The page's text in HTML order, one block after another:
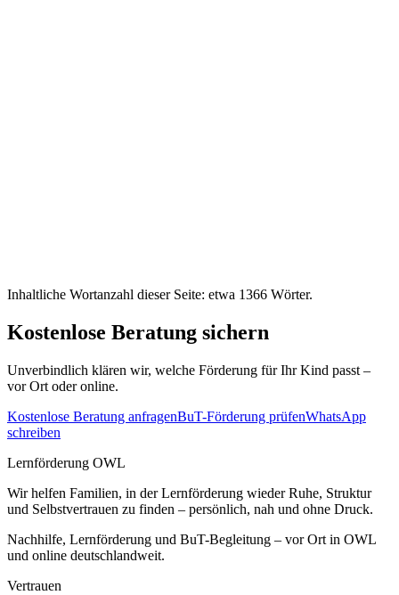
Inhaltliche Wortanzahl dieser Seite: etwa 1366 Wörter.
Kostenlose Beratung sichern
Unverbindlich klären wir, welche Förderung für Ihr Kind passt –
vor Ort oder online.
Kostenlose Beratung anfragenBuT-Förderung prüfenWhatsApp
schreiben
Lernförderung OWL
Wir helfen Familien, in der Lernförderung wieder Ruhe, Struktur
und Selbstvertrauen zu finden – persönlich, nah und ohne Druck.
Nachhilfe, Lernförderung und BuT-Begleitung – vor Ort in OWL
und online deutschlandweit.
Vertrauen